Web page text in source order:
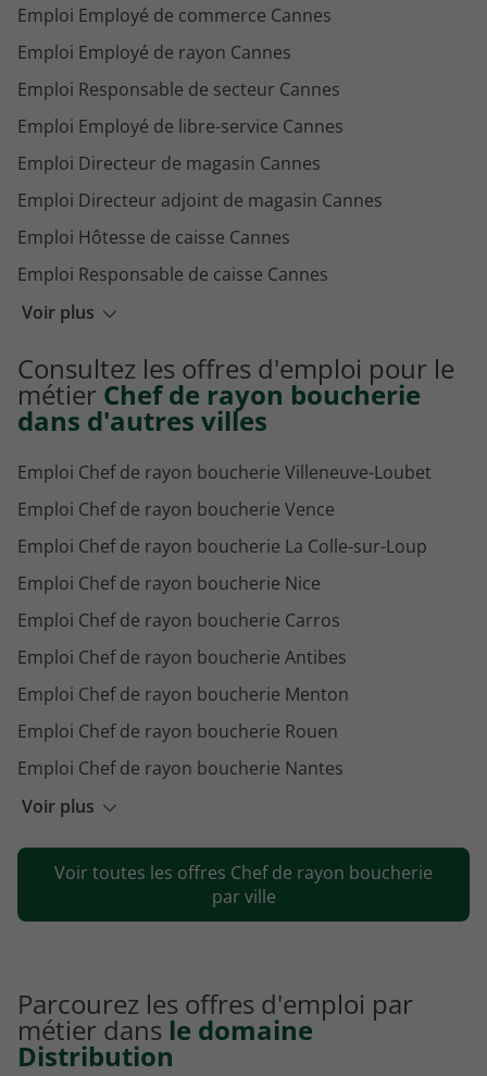
Voir plus
Emploi Employé de commerce Cannes
Emploi Employé de rayon Cannes
Emploi Responsable de secteur Cannes
Emploi Employé de libre-service Cannes
Emploi Directeur de magasin Cannes
Emploi Directeur adjoint de magasin Cannes
Emploi Hôtesse de caisse Cannes
Emploi Responsable de caisse Cannes
Emploi Employé de magasin Cannes
Emploi Responsable de magasin Cannes
Consultez les offres d'emploi pour le
métier Chef de rayon boucherie
dans d'autres villes
Voir plus
Emploi Chef de rayon boucherie Villeneuve-Loubet
Emploi Chef de rayon boucherie Vence
Emploi Chef de rayon boucherie La Colle-sur-Loup
Emploi Chef de rayon boucherie Nice
Emploi Chef de rayon boucherie Carros
Emploi Chef de rayon boucherie Antibes
Emploi Chef de rayon boucherie Menton
Emploi Chef de rayon boucherie Rouen
Emploi Chef de rayon boucherie Nantes
Emploi Chef de rayon boucherie Grasse
Emploi Chef de rayon boucherie Fréjus
Emploi Chef de rayon boucherie Saumur
Voir toutes les offres Chef de rayon boucherie
par ville
Parcourez les offres d'emploi par
métier dans le domaine
Distribution